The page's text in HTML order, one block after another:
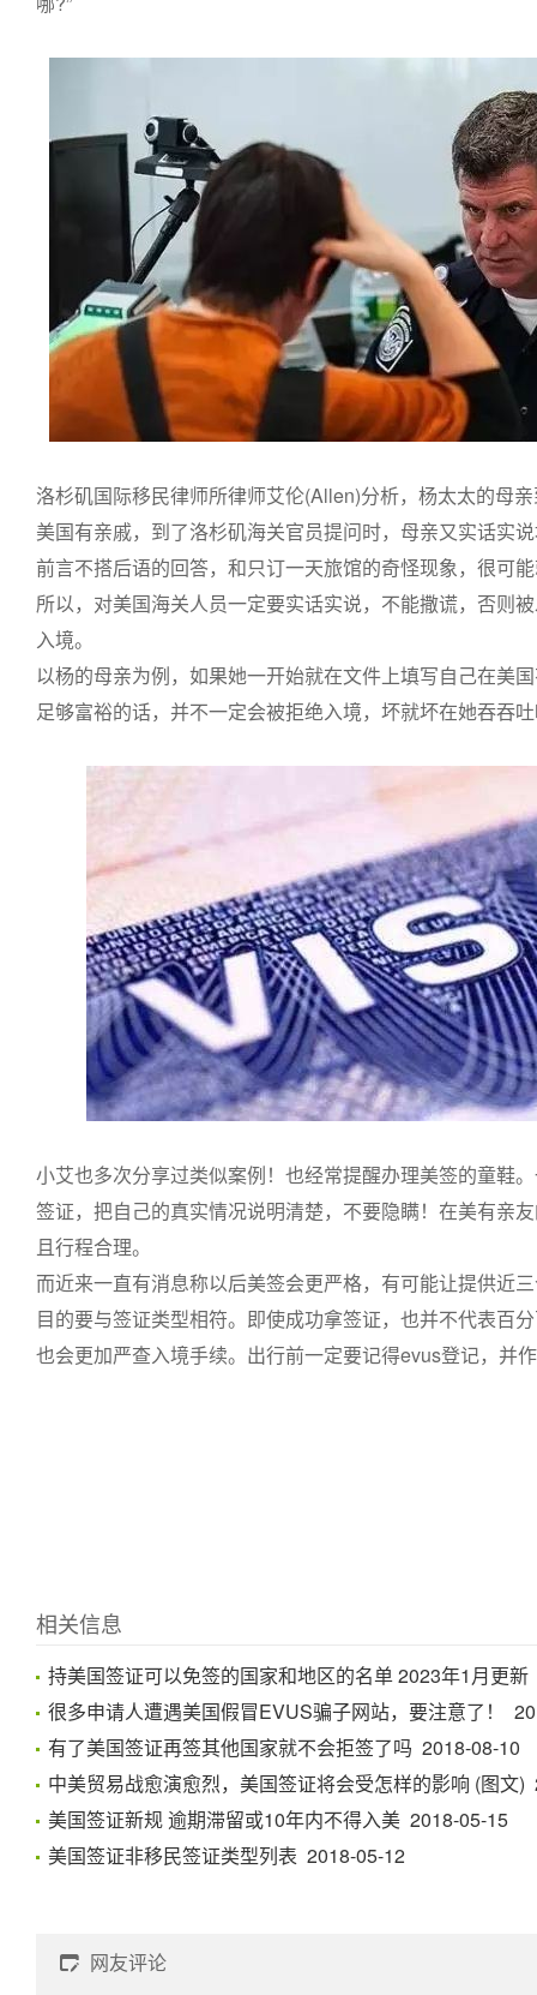
洛杉矶国际移民律师所律师艾伦(Allen)分析，杨太太的母
美国有亲戚，到了洛杉矶海关官员提问时，母亲又实话实
前言不搭后语的回答，和只订一天旅馆的奇怪现象，很可
所以，对美国海关人员一定要实话实说，不能撒谎，否则
入境。
以杨的母亲为例，如果她一开始就在文件上填写自己在美
足够富裕的话，并不一定会被拒绝入境，坏就坏在她吞吞
小艾也多次分享过类似案例！也经常提醒办理美签的童鞋
签证，把自己的真实情况说明清楚，不要隐瞒！在美有亲
且行程合理。
而近来一直有消息称以后美签会更严格，有可能让提供近
目的要与签证类型相符。即使成功拿签证，也并不代表百
也会更加严查入境手续。出行前一定要记得evus登记，并
相关信息
持美国签证可以免签的国家和地区的名单 2023年1月更
很多申请人遭遇美国假冒EVUS骗子网站，要注意了！
有了美国签证再签其他国家就不会拒签了吗 2018-08-10
中美贸易战愈演愈烈，美国签证将会受怎样的影响 (图文)
美国签证新规 逾期滞留或10年内不得入美 2018-05-15
美国签证非移民签证类型列表 2018-05-12
 网友评论